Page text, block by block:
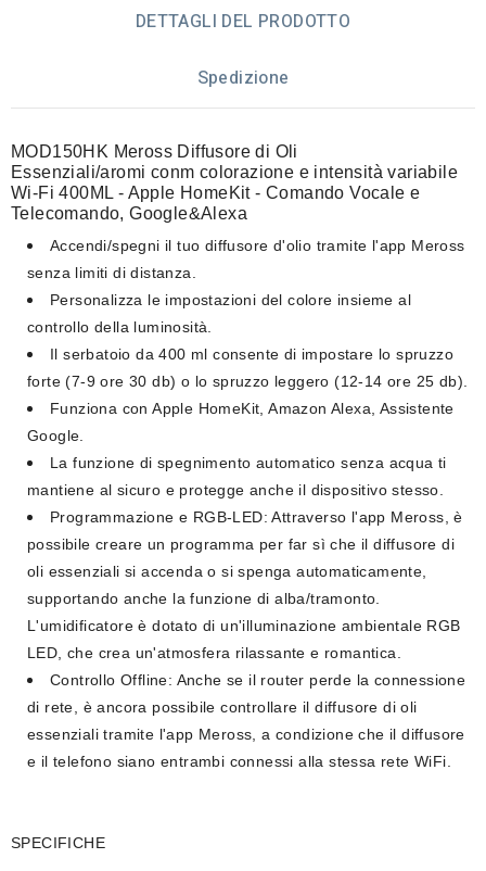
DETTAGLI DEL PRODOTTO
Spedizione
MOD150HK Meross Diffusore di Oli
Essenziali/aromi conm colorazione e intensità variabile
Wi-Fi 400ML - Apple HomeKit - Comando Vocale e
Telecomando, Google&Alexa
Accendi/spegni il tuo diffusore d'olio tramite l'app Meross
senza limiti di distanza.
Personalizza le impostazioni del colore insieme al
controllo della luminosità.
Il serbatoio da 400 ml consente di impostare lo spruzzo
forte (7-9 ore 30 db) o lo spruzzo leggero (12-14 ore 25 db).
Funziona con Apple HomeKit, Amazon Alexa, Assistente
Google.
La funzione di spegnimento automatico senza acqua ti
mantiene al sicuro e protegge anche il dispositivo stesso.
Programmazione e RGB-LED: Attraverso l'app Meross, è
possibile creare un programma per far sì che il diffusore di
oli essenziali si accenda o si spenga automaticamente,
supportando anche la funzione di alba/tramonto.
L'umidificatore è dotato di un'illuminazione ambientale RGB
LED, che crea un'atmosfera rilassante e romantica.
Controllo Offline: Anche se il router perde la connessione
di rete, è ancora possibile controllare il diffusore di oli
essenziali tramite l'app Meross, a condizione che il diffusore
e il telefono siano entrambi connessi alla stessa rete WiFi.
SPECIFICHE